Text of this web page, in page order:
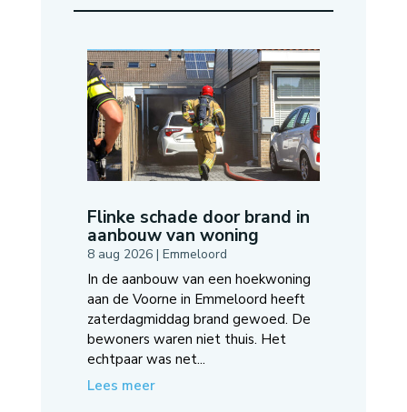
Flinke schade door brand in
aanbouw van woning
8 aug 2026| Emmeloord
In de aanbouw van een hoekwoning
aan de Voorne in Emmeloord heeft
zaterdagmiddag brand gewoed. De
bewoners waren niet thuis. Het
echtpaar was net...
Lees meer